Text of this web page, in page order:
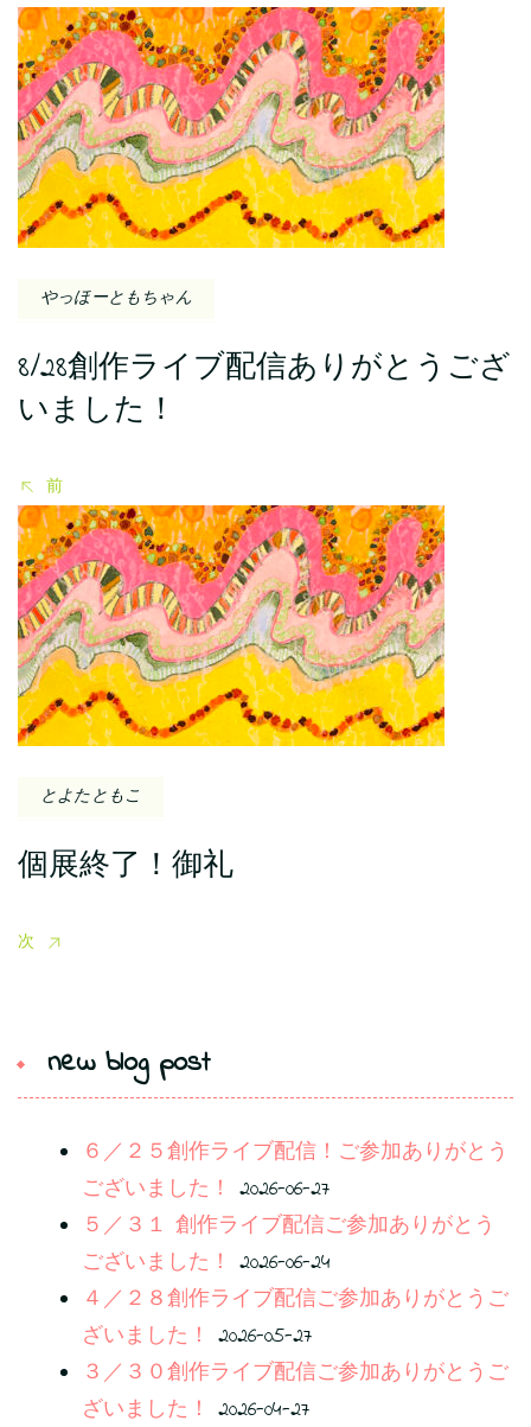
投
稿
ナ
ビ
ゲ
ー
シ
ョ
やっほーともちゃん
8/28創作ライブ配信ありがとうござ
いました！
前
とよたともこ
個展終了！御礼
次
new blog post
６／２５創作ライブ配信！ご参加ありがとう
ございました！ 2026-06-27
５／３１ 創作ライブ配信ご参加ありがとう
ございました！ 2026-06-24
４／２８創作ライブ配信ご参加ありがとうご
ざいました！ 2026-05-27
３／３０創作ライブ配信ご参加ありがとうご
ざいました！ 2026-04-27